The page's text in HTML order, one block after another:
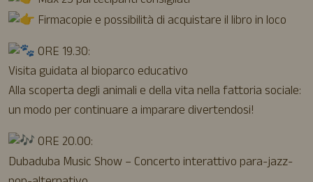
Firmacopie e possibilità di acquistare il libro in loco
ORE 19.30:
Visita guidata al bioparco educativo
Alla scoperta degli animali e della vita nella fattoria sociale:
un modo per continuare a imparare divertendosi!
ORE 20.00:
Dubaduba Music Show – Concerto interattivo para-jazz-